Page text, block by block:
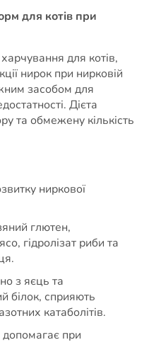
для котів при
для котів,
нирок при нирковій
засобом для
Дієта
та обмежену кількість
ниркової
глютен,
гідролізат риби та
з яєць та
білок, сприяють
катаболітів.
при